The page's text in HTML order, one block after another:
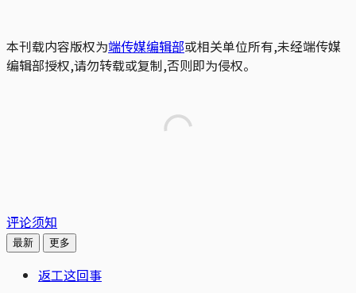
本刊载内容版权为端传媒编辑部或相关单位所有,未经端传媒
编辑部授权,请勿转载或复制,否则即为侵权。
评论须知
最新 更多
返工这回事